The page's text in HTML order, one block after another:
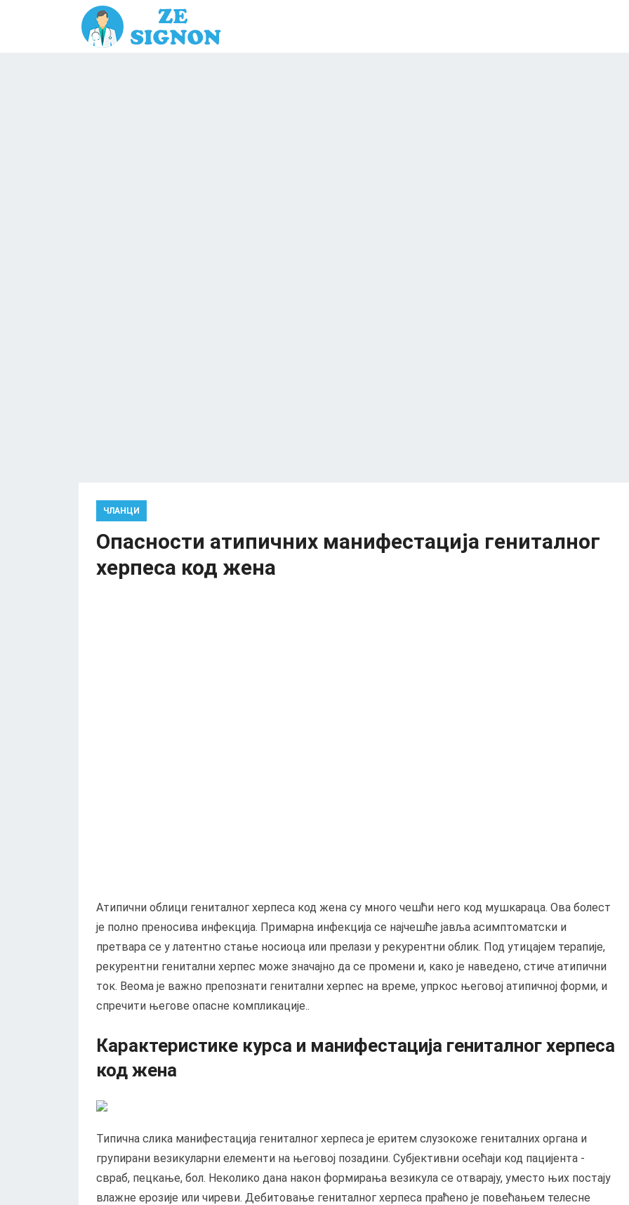
ЧЛАНЦИ
Опасности атипичних манифестација гениталног
херпеса код жена
Атипични облици гениталног херпеса код жена су много чешћи него код мушкараца. Ова болест
је полно преносива инфекција. Примарна инфекција се најчешће јавља асимптоматски и
претвара се у латентно стање носиоца или прелази у рекурентни облик. Под утицајем терапије,
рекурентни генитални херпес може значајно да се промени и, како је наведено, стиче атипични
ток. Веома је важно препознати генитални херпес на време, упркос његовој атипичној форми, и
спречити његове опасне компликације..
Карактеристике курса и манифестација гениталног херпеса
код жена
Типична слика манифестација гениталног херпеса је еритем слузокоже гениталних органа и
групирани везикуларни елементи на његовој позадини. Субјективни осећаји код пацијента -
свраб, пецкање, бол. Неколико дана након формирања везикула се отварају, уместо њих постају
влажне ерозије или чиреви. Дебитовање гениталног херпеса праћено је повећањем телесне